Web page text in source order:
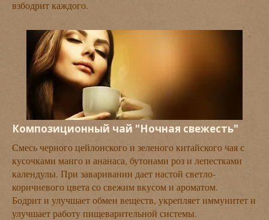
взбодрит каждого.
Композиционный чай "Ночная свежесть"
Смесь черного цейлонского и зеленого китайского чая с
кусочками манго и ананаса, бутонами роз и лепестками
календулы. При заваривании дает настой светло-
коричневого цвета со свежим вкусом и ароматом.
Бодрит и улучшает обмен веществ, укрепляет иммунитет и
улучшает работу пищеварительной системы.